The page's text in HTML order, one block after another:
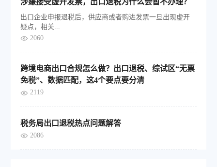
涉嫌接受虚开发票，出口退税为什么会暂不办理？
出口企业申报退税后，供应商或者购进发票一旦出现虚开
疑点，相关...
2060
跨境电商出口合规怎么做？出口退税、综试区“无票
免税”、数据匹配，这4个要点要分清
2119
税务局出口退税热点问题解答
2086